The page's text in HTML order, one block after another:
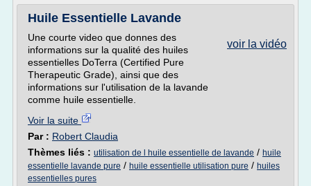
Huile Essentielle Lavande
voir la vidéo
Une courte video que donnes des
informations sur la qualité des huiles
essentielles DoTerra (Certified Pure
Therapeutic Grade), ainsi que des
informations sur l'utilisation de la lavande
comme huile essentielle.
Voir la suite
Par : Robert Claudia
Thèmes liés : utilisation de l huile essentielle de lavande / huile
essentielle lavande pure / huile essentielle utilisation pure / huiles
essentielles pures